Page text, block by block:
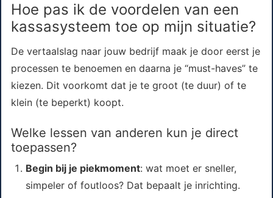
Hoe pas ik de voordelen van een
kassasysteem toe op mijn situatie?
De vertaalslag naar jouw bedrijf maak je door eerst je
processen te benoemen en daarna je “must-haves” te
kiezen. Dit voorkomt dat je te groot (te duur) of te
klein (te beperkt) koopt.
Welke lessen van anderen kun je direct
toepassen?
Begin bij je piekmoment: wat moet er sneller,
simpeler of foutloos? Dat bepaalt je inrichting.